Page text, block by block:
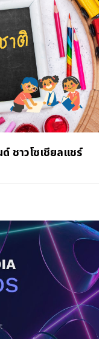
ชาวโซเชียลแชร์